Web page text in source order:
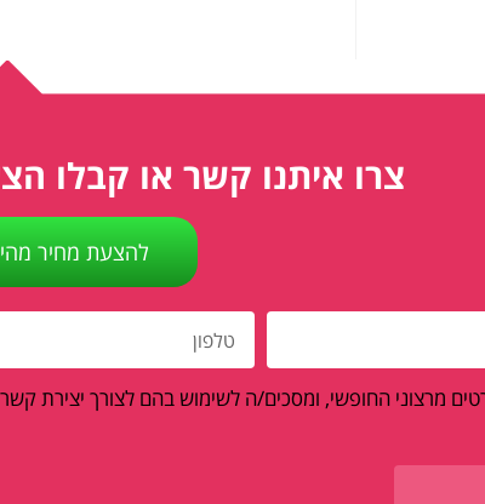
צרו איתנו קשר או קבלו
להצעת מחיר
מרצוני החופשי, ומסכים/ה לשימוש בהם לצורך יצירת